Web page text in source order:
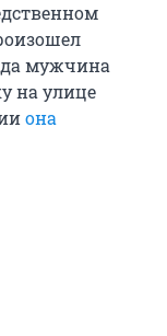
мужчина
на улице
она